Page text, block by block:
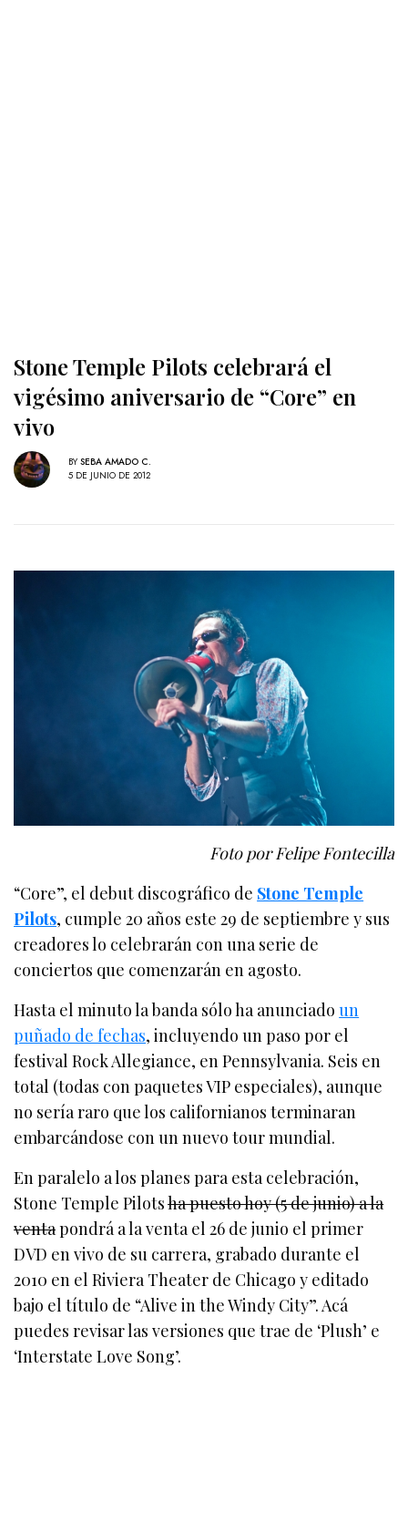
Stone Temple Pilots celebrará el
vigésimo aniversario de “Core” en
vivo
BY SEBA AMADO C.
5 DE JUNIO DE 2012
Foto por Felipe Fontecilla
“Core”, el debut discográfico de Stone Temple
Pilots, cumple 20 años este 29 de septiembre y sus
creadores lo celebrarán con una serie de
conciertos que comenzarán en agosto.
Hasta el minuto la banda sólo ha anunciadoun
puñado de fechas, incluyendo un paso por el
festival Rock Allegiance, en Pennsylvania. Seis en
total (todas con paquetes VIP especiales), aunque
no sería raro que los californianos terminaran
embarcándose con un nuevo tour mundial.
En paralelo a los planes para esta celebración,
Stone Temple Pilotsha puesto hoy (5 de junio) a la
ventapondrá a la venta el 26 de junio el primer
DVD en vivo de su carrera, grabado durante el
2010 en el Riviera Theater de Chicago y editado
bajo el título de “Alive in the Windy City”. Acá
puedes revisar las versiones que trae de ‘Plush’ e
‘Interstate Love Song’.